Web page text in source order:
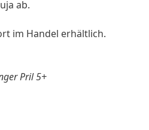
ab.
im Handel erhältlich.
Pril 5+